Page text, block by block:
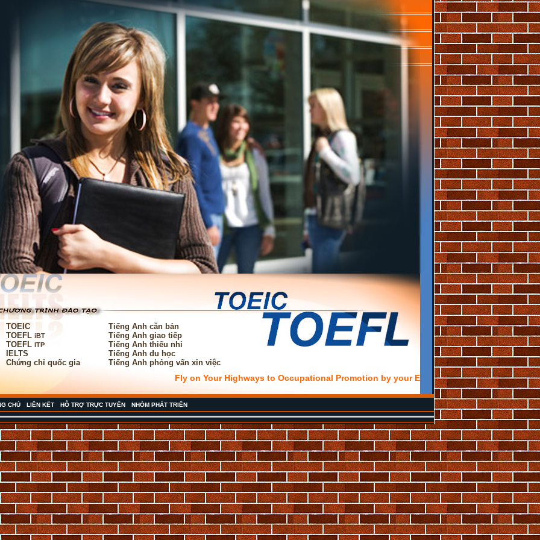
TOEIC
TOEFL iBT
TOEFL ITP
IELTS
Chứng chỉ quốc gia
Tiếng Anh căn bản
Tiếng Anh giao tiếp
Tiếng Anh thiếu nhi
Tiếng Anh du học
Tiếng Anh phỏng vấn xin việc
Fly on Your Highways to Occupational Promotion by your English
CHỦ LIÊN KẾT HỖ TRỢ TRỰC TUYẾN NHÓM PHÁT TRIỂN